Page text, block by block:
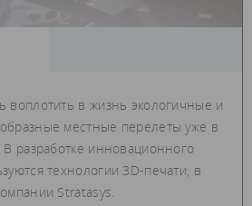
воплотить в жизнь экологичные и
местные перелеты уже в
разработке инновационного
технологии 3D-печати, в
Stratasys.